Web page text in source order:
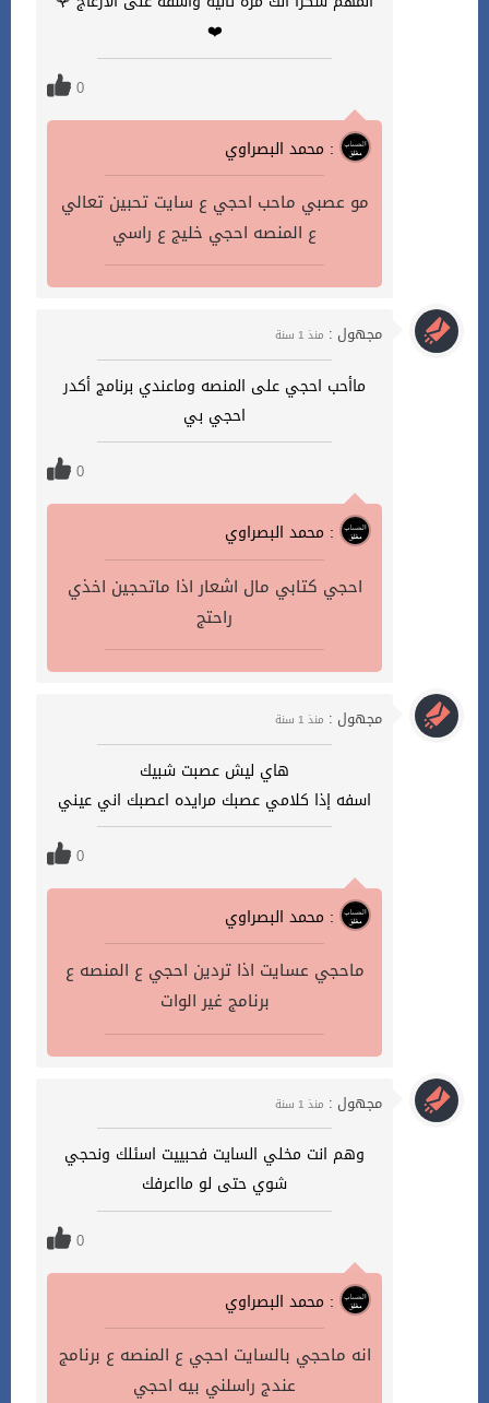
❤️
0
محمد البصراوي :
مو عصبي ماحب احجي ع سايت تحبين تعالي
ع المنصه احجي خليج ع راسي
مجهول : منذ 1 سنة
ماأحب احجي على المنصه وماعندي برنامج أكدر
احجي بي
0
محمد البصراوي :
احجي كتابي مال اشعار اذا ماتحجين اخذي
راحتج
مجهول : منذ 1 سنة
هاي ليش عصبت شبيك
اسفه إذا كلامي عصبك مرايده اعصبك اني عيني
0
محمد البصراوي :
ماحجي عسايت اذا تردين احجي ع المنصه ع
برنامج غير الوات
مجهول : منذ 1 سنة
وهم انت مخلي السايت فحبييت اسئلك ونحجي
شوي حتى لو مااعرفك
0
محمد البصراوي :
انه ماحجي بالسايت احجي ع المنصه ع برنامج
عندج راسلني بيه احجي